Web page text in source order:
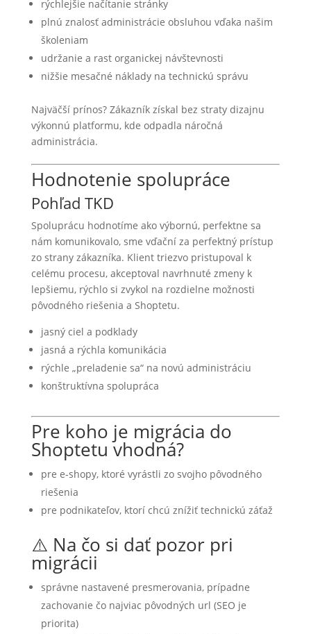
rýchlejšie načítanie stránky
plnú znalosť administrácie obsluhou vďaka našim
školeniam
udržanie a rast organickej návštevnosti
nižšie mesačné náklady na technickú správu
Najväčší prínos? Zákazník získal bez straty dizajnu
výkonnú platformu, kde odpadla náročná
administrácia.
Hodnotenie spolupráce
Pohľad TKD
Spoluprácu hodnotíme ako výbornú, perfektne sa
nám komunikovalo, sme vďační za perfektný prístup
zo strany zákazníka. Klient triezvo pristupoval k
celému procesu, akceptoval navrhnuté zmeny k
lepšiemu, rýchlo si zvykol na rozdielne možnosti
pôvodného riešenia a Shoptetu.
jasný ciel a podklady
jasná a rýchla komunikácia
rýchle „preladenie sa“ na novú administráciu
konštruktívna spolupráca
Pre koho je migrácia do
Shoptetu vhodná?
pre e-shopy, ktoré vyrástli zo svojho pôvodného
riešenia
pre podnikateľov, ktorí chcú znížiť technickú záťaž
⚠️ Na čo si dať pozor pri
migrácii
správne nastavené presmerovania, prípadne
zachovanie čo najviac pôvodných url (SEO je
priorita)